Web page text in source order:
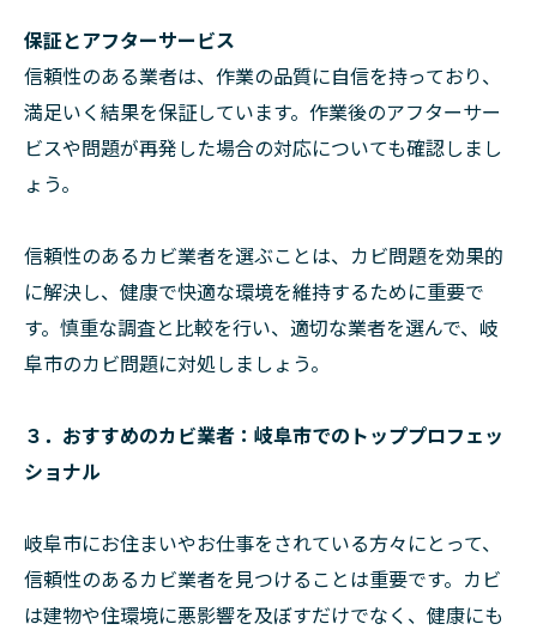
保証とアフターサービス
信頼性のある業者は、作業の品質に自信を持っており、
満足いく結果を保証しています。作業後のアフターサー
ビスや問題が再発した場合の対応についても確認しまし
ょう。
信頼性のあるカビ業者を選ぶことは、カビ問題を効果的
に解決し、健康で快適な環境を維持するために重要で
す。慎重な調査と比較を行い、適切な業者を選んで、岐
阜市のカビ問題に対処しましょう。
３．おすすめのカビ業者：岐阜市でのトッププロフェッ
ショナル
岐阜市にお住まいやお仕事をされている方々にとって、
信頼性のあるカビ業者を見つけることは重要です。カビ
は建物や住環境に悪影響を及ぼすだけでなく、健康にも